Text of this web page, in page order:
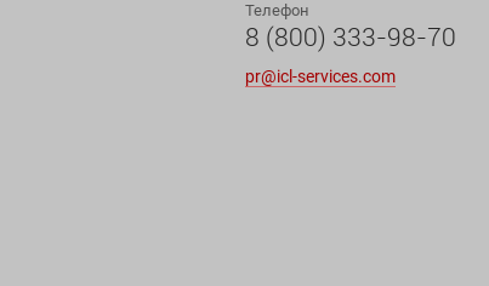
Телефон
8 (800) 333-98-70
pr@icl-services.com